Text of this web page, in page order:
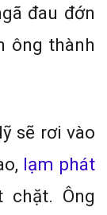
đau đớn
ông thành
sẽ rơi vào
lạm phát
chặt. Ông